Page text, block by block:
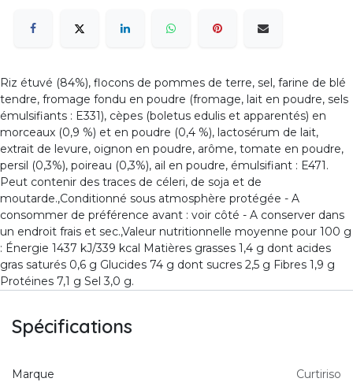
Riz étuvé (84%), flocons de pommes de terre, sel, farine de blé
tendre, fromage fondu en poudre (fromage, lait en poudre, sels
émulsifiants : E331), cèpes (boletus edulis et apparentés) en
morceaux (0,9 %) et en poudre (0,4 %), lactosérum de lait,
extrait de levure, oignon en poudre, arôme, tomate en poudre,
persil (0,3%), poireau (0,3%), ail en poudre, émulsifiant : E471.
Peut contenir des traces de céleri, de soja et de
moutarde.,Conditionné sous atmosphère protégée - A
consommer de préférence avant : voir côté - A conserver dans
un endroit frais et sec.,Valeur nutritionnelle moyenne pour 100 g
: Énergie 1437 kJ/339 kcal Matières grasses 1,4 g dont acides
gras saturés 0,6 g Glucides 74 g dont sucres 2,5 g Fibres 1,9 g
Protéines 7,1 g Sel 3,0 g.
Spécifications
Marque Curtiriso